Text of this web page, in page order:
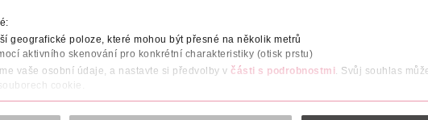
geografické poloze, které mohou být přesné na několik metrů
aktivního skenování pro konkrétní charakteristiky (otisk prstu)
vaše osobní údaje, a nastavte si předvolby v části s podrobnostmi. Svůj souhlas
cookie.
a reklam, funkcí sociálních médií, analýze návštěvnosti, které mohou nést osobní
VÝROBCE/DODAVATEL
Maybelline Age Rewind účinně zakrývá kruhy pod očima a viditelně